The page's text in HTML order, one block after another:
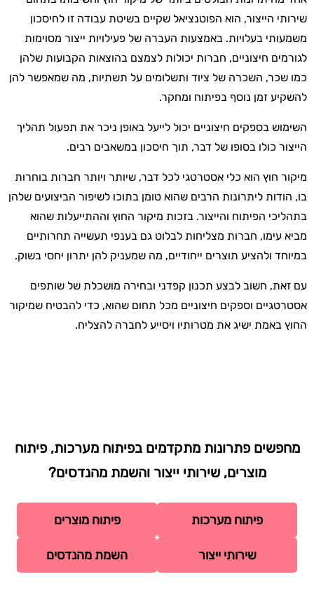
שירותי הייצור, הוא הפוטנציאל שקיים בשיטת עבודה זו לחיסכון
משמעותי בעלויות. באמצעות העברה של פעילויות ייצור מסוימות
לגורמים חיצוניים, חברות יכולות לצמצם בהוצאות הקבועות שלהן
כמו שכר, השכרה של ציוד ותשלומים על תשתיות, מה שמאפשר להן
להשקיע זמן נוסף בפיתוח ומחקר.
השימוש בספקים חיצוניים יכול לייעל באופן ניכר את תפעול תהליך
הייצור כולו בסופו של דבר, תוך חיסכון במשאבים רבים.
מיקור חוץ הוא כלי אסטרטגי לכל דבר, שיותר ויותר חברות בוחרות
בו, הודות ליתרונות הרבים שהוא טומן בתוכו לשיפור הביצועים שלהן
בתהליכי הפיתוח והייצור. בזכות מיקור החוץ וההתייעלות שהוא
מביא עימו, חברות מצליחות לבלוט גם בענפי תעשייה תחרותיים
במיוחד ולהציע תוצרים ייחודיים, מה שמעניק להן יתרון יחסי בשוק.
עם זאת, חשוב לבצע תכנון קפדני ובחירה מושכלת של שותפים
אסטרטגיים וספקים חיצוניים מכל תחום שהוא, כדי להבטיח שמיקור
החוץ באמת ישיג את מטרותיו ויסייע לחברה להצליח.
מחפשים פתרונות מתקדמים בפיתוח מערכות, פיתוח
מוצרים, שירותי ייצור והשמת מהנדסים?
פיתוח מערכות פיתוח מוצרים
שירותי ייצור השמת מהנדסים